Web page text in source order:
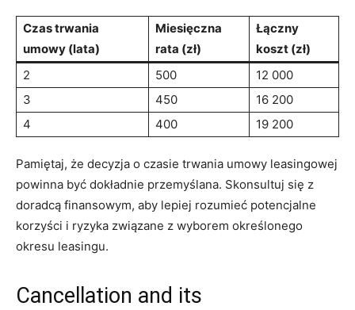
Czas trwania
umowy (lata)
Miesięczna
rata (zł)
Łączny
koszt (zł)
2
500
12 000
3
450
16 200
4
400 19 200
Pamiętaj, że decyzja o czasie trwania umowy leasingowej
powinna być dokładnie przemyślana. Skonsultuj się z
doradcą finansowym, aby lepiej rozumieć potencjalne
korzyści i ryzyka związane z wyborem określonego
okresu leasingu.
Cancellation and its